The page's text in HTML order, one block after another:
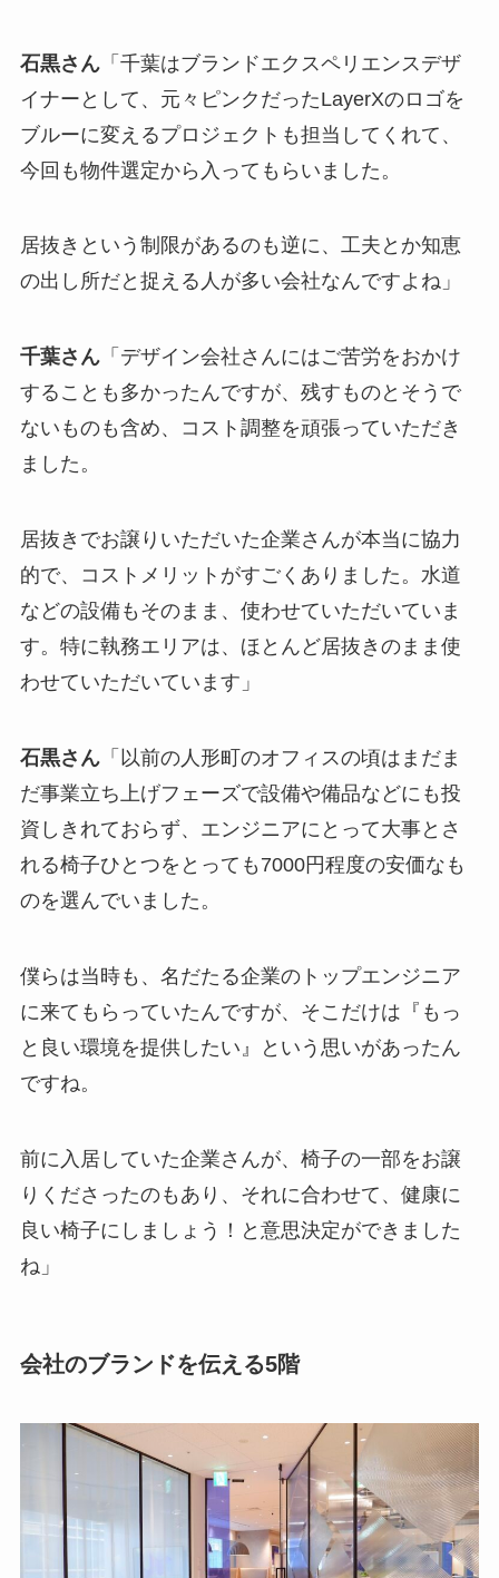
石黒さん「千葉はブランドエクスペリエンスデザ
イナーとして、元々ピンクだったLayerXのロゴを
ブルーに変えるプロジェクトも担当してくれて、
今回も物件選定から入ってもらいました。
居抜きという制限があるのも逆に、工夫とか知恵
の出し所だと捉える人が多い会社なんですよね」
千葉さん「デザイン会社さんにはご苦労をおかけ
することも多かったんですが、残すものとそうで
ないものも含め、コスト調整を頑張っていただき
ました。
居抜きでお譲りいただいた企業さんが本当に協力
的で、コストメリットがすごくありました。水道
などの設備もそのまま、使わせていただいていま
す。特に執務エリアは、ほとんど居抜きのまま使
わせていただいています」
石黒さん「以前の人形町のオフィスの頃はまだま
だ事業立ち上げフェーズで設備や備品などにも投
資しきれておらず、エンジニアにとって大事とさ
れる椅子ひとつをとっても7000円程度の安価なも
のを選んでいました。
僕らは当時も、名だたる企業のトップエンジニア
に来てもらっていたんですが、そこだけは『もっ
と良い環境を提供したい』という思いがあったん
ですね。
前に入居していた企業さんが、椅子の一部をお譲
りくださったのもあり、それに合わせて、健康に
良い椅子にしましょう！と意思決定ができました
ね」
会社のブランドを伝える5階